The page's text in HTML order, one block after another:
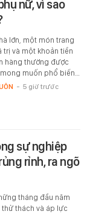
nữ, vì sao
lớn, một món trang
trị và một khoản tiền
hàng thường được
muốn phổ biến…
- 5 giờ trước
sự nghiệp
rỉnh, ra ngõ
tháng đầu năm
thử thách và áp lực